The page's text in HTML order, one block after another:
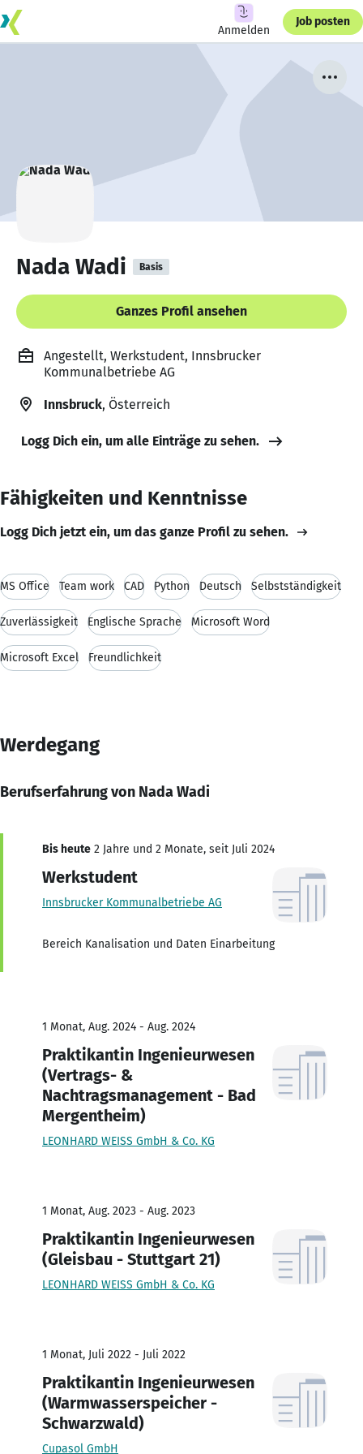
Anmelden
Job posten
Nada Wadi Basis
Ganzes Profil ansehen
Angestellt, Werkstudent, Innsbrucker
Kommunalbetriebe AG
Innsbruck, Österreich
Logg Dich ein, um alle Einträge zu sehen.
Fähigkeiten und Kenntnisse
Logg Dich jetzt ein, um das ganze Profil zu sehen.
MS Office Team work CAD Python Deutsch Selbstständigkeit
Zuverlässigkeit Englische Sprache Microsoft Word
Microsoft Excel Freundlichkeit
Werdegang
Berufserfahrung von Nada Wadi
Bis heute 2 Jahre und 2 Monate, seit Juli 2024
Werkstudent
Innsbrucker Kommunalbetriebe AG
Bereich Kanalisation und Daten Einarbeitung
1 Monat, Aug. 2024 - Aug. 2024
Praktikantin Ingenieurwesen
(Vertrags- &
Nachtragsmanagement - Bad
Mergentheim)
LEONHARD WEISS GmbH & Co. KG
1 Monat, Aug. 2023 - Aug. 2023
Praktikantin Ingenieurwesen
(Gleisbau - Stuttgart 21)
LEONHARD WEISS GmbH & Co. KG
1 Monat, Juli 2022 - Juli 2022
Praktikantin Ingenieurwesen
(Warmwasserspeicher -
Schwarzwald)
Cupasol GmbH